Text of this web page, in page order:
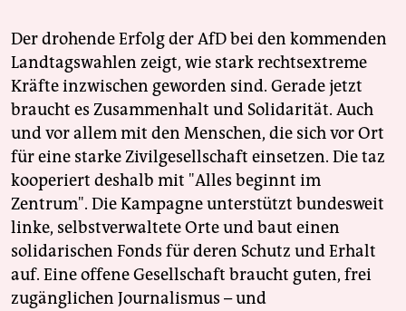
Der drohende Erfolg der AfD bei den kommenden
Landtagswahlen zeigt, wie stark rechtsextreme
Kräfte inzwischen geworden sind. Gerade jetzt
braucht es Zusammenhalt und Solidarität. Auch
und vor allem mit den Menschen, die sich vor Ort
für eine starke Zivilgesellschaft einsetzen. Die taz
kooperiert deshalb mit "Alles beginnt im
Zentrum". Die Kampagne unterstützt bundesweit
linke, selbstverwaltete Orte und baut einen
solidarischen Fonds für deren Schutz und Erhalt
auf. Eine offene Gesellschaft braucht guten, frei
zugänglichen Journalismus – und